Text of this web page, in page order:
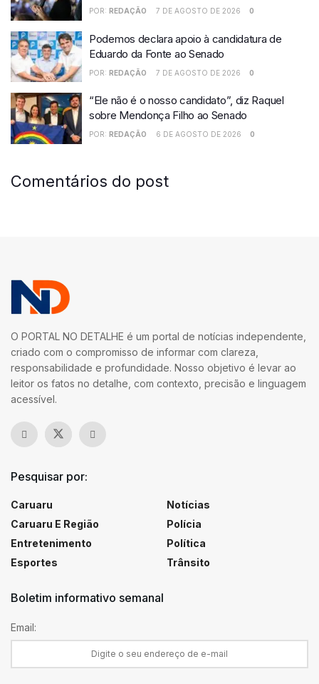
POR: REDAÇÃO 7 DE AGOSTO DE 2026 0
Podemos declara apoio à candidatura de
Eduardo da Fonte ao Senado
POR: REDAÇÃO 7 DE AGOSTO DE 2026 0
“Ele não é o nosso candidato”, diz Raquel
sobre Mendonça Filho ao Senado
POR: REDAÇÃO 6 DE AGOSTO DE 2026 0
Comentários do post
O PORTAL NO DETALHE é um portal de notícias independente,
criado com o compromisso de informar com clareza,
responsabilidade e profundidade. Nosso objetivo é levar ao
leitor os fatos no detalhe, com contexto, precisão e linguagem
acessível.
Pesquisar por:
Caruaru
Caruaru E Região
Entretenimento
Esportes
Notícias
Polícia
Política
Trânsito
Boletim informativo semanal
Email: